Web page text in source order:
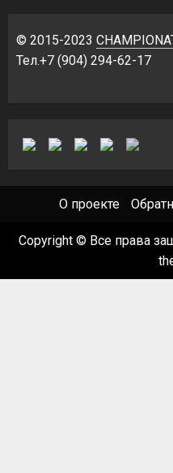
© 2015-2023
Тел.+7 (904) 294-62-17
О проекте
Copyright © Все права